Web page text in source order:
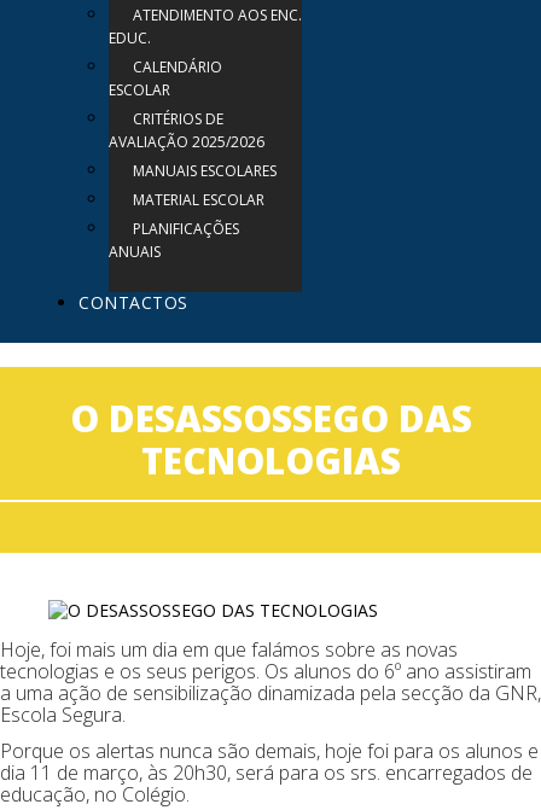
ATENDIMENTO AOS ENC.
EDUC.
CALENDÁRIO
ESCOLAR
CRITÉRIOS DE
AVALIAÇÃO 2025/2026
MANUAIS ESCOLARES
MATERIAL ESCOLAR
PLANIFICAÇÕES
ANUAIS
CONTACTOS
O DESASSOSSEGO DAS
TECNOLOGIAS
Hoje, foi mais um dia em que falámos sobre as novas
tecnologias e os seus perigos. Os alunos do 6º ano assistiram
a uma ação de sensibilização dinamizada pela secção da GNR,
Escola Segura.
Porque os alertas nunca são demais, hoje foi para os alunos e
dia 11 de março, às 20h30, será para os srs. encarregados de
educação, no Colégio.